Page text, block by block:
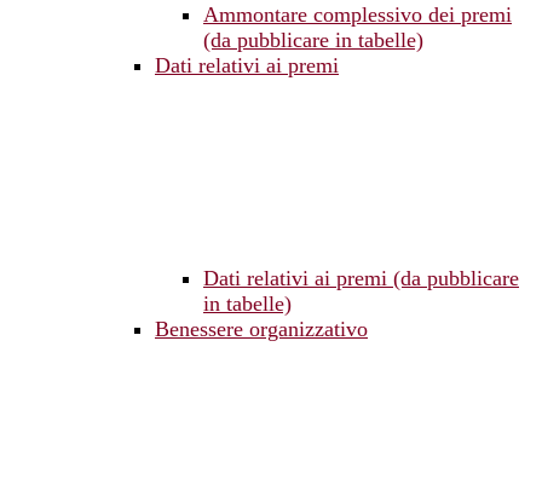
Ammontare complessivo dei premi
(da pubblicare in tabelle)
Dati relativi ai premi
Dati relativi ai premi (da pubblicare
in tabelle)
Benessere organizzativo